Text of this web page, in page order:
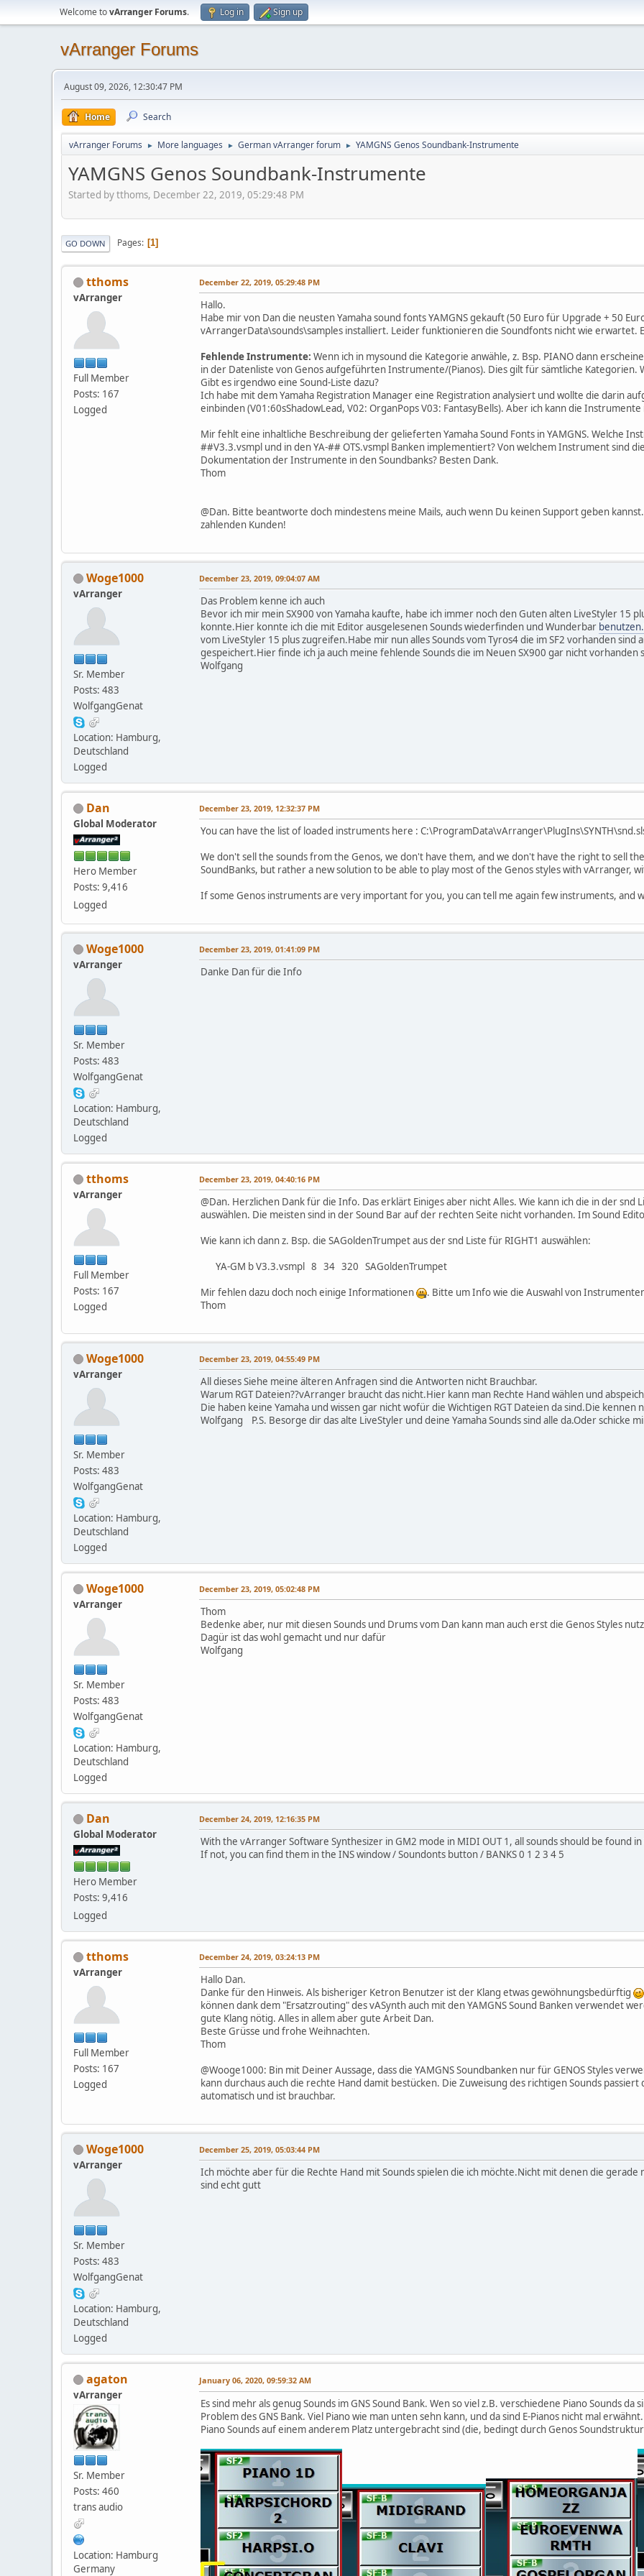
Welcome tovArranger Forums. Log in Sign up
vArranger Forums
August 09, 2026, 12:30:47 PM
Home Search
vArranger Forums ► More languages ► German vArranger forum ► YAMGNS Genos Soundbank-Instrumente
YAMGNS Genos Soundbank-Instrumente
Started by tthoms, December 22, 2019, 05:29:48 PM
GO DOWN Pages 1
tthoms
vArranger
Full Member
Posts: 167
Logged
December 22, 2019, 05:29:48 PM
Hallo.
Habe mir von Dan die neusten Yamaha sound fonts YAMGNS gekauft (50 Euro für Upgrade + 50
vArrangerData\sounds\samples installiert. Leider funktionieren die Soundfonts nicht wie erwartet.
Fehlende Instrumente: Wenn ich in mysound die Kategorie anwähle, z. Bsp. PIANO dann
in der Datenliste von Genos aufgeführten Instrumente/(Pianos). Dies gilt für sämtliche
Gibt es irgendwo eine Sound-Liste dazu?
Ich habe mit dem Yamaha Registration Manager eine Registration analysiert und wollte die darin
einbinden (V01:60sShadowLead, V02: OrganPops V03: FantasyBells). Aber ich kann die
Mir fehlt eine inhaltliche Beschreibung der gelieferten Yamaha Sound Fonts in YAMGNS. Welche
##V3.3.vsmpl und in den YA-## OTS.vsmpl Banken implementiert? Von welchem Instrument sind
Dokumentation der Instrumente in den Soundbanks? Besten Dank.
Thom
@Dan. Bitte beantworte doch mindestens meine Mails, auch wenn Du keinen Support geben
zahlenden Kunden!
Woge1000
vArranger
Sr. Member
Posts: 483
WolfgangGenat
Location: Hamburg,
Deutschland
Logged
December 23, 2019, 09:04:07 AM
Das Problem kenne ich auch
Bevor ich mir mein SX900 von Yamaha kaufte, habe ich immer noch den Guten alten LiveStyler 15
konnte.Hier konnte ich die mit Editor ausgelesenen Sounds wiederfinden und Wunderbar
vom LiveStyler 15 plus zugreifen.Habe mir nun alles Sounds vom Tyros4 die im SF2 vorhanden sind
gespeichert.Hier finde ich ja auch meine fehlende Sounds die im Neuen SX900 gar nicht vorhanden
Wolfgang
Dan
Global Moderator
Hero Member
Posts: 9,416
Logged
December 23, 2019, 12:32:37 PM
You can have the list of loaded instruments here :
We don't sell the sounds from the Genos, we don't have them, and we don't have the right to sell
SoundBanks, but rather a new solution to be able to play most of the Genos styles with vArranger,
If some Genos instruments are very important for you, you can tell me again few instruments, and
Woge1000
vArranger
Sr. Member
Posts: 483
WolfgangGenat
Location: Hamburg,
Deutschland
Logged
December 23, 2019, 01:41:09 PM
Danke Dan für die Info
tthoms
vArranger
Full Member
Posts: 167
Logged
December 23, 2019, 04:40:16 PM
@Dan. Herzlichen Dank für die Info. Das erklärt Einiges aber nicht Alles. Wie kann ich die in der
auswählen. Die meisten sind in der Sound Bar auf der rechten Seite nicht vorhanden. Im Sound
Wie kann ich dann z. Bsp. die SAGoldenTrumpet aus der snd Liste für RIGHT1 auswählen:
YA-GM b V3.3.vsmpl 8 34 320 SAGoldenTrumpet
Mir fehlen dazu doch noch einige Informationen
. Bitte um Info wie die Auswahl von
Thom
Woge1000
vArranger
Sr. Member
Posts: 483
WolfgangGenat
Location: Hamburg,
Deutschland
Logged
December 23, 2019, 04:55:49 PM
All dieses Siehe meine älteren Anfragen sind die Antworten nicht Brauchbar.
Warum RGT Dateien??vArranger braucht das nicht.Hier kann man Rechte Hand wählen und
Die haben keine Yamaha und wissen gar nicht wofür die Wichtigen RGT Dateien da sind.Die kennen
Wolfgang P.S. Besorge dir das alte LiveStyler und deine Yamaha Sounds sind alle da.Oder schicke
Woge1000
vArranger
Sr. Member
Posts: 483
WolfgangGenat
Location: Hamburg,
Deutschland
Logged
December 23, 2019, 05:02:48 PM
Thom
Bedenke aber, nur mit diesen Sounds und Drums vom Dan kann man auch erst die Genos Styles
Dagür ist das wohl gemacht und nur dafür
Wolfgang
Dan
Global Moderator
Hero Member
Posts: 9,416
Logged
December 24, 2019, 12:16:35 PM
With the vArranger Software Synthesizer in GM2 mode in MIDI OUT 1, all sounds should be found
If not, you can find them in the INS window / Soundonts button / BANKS 0 1 2 3 4 5
tthoms
vArranger
Full Member
Posts: 167
Logged
December 24, 2019, 03:24:13 PM
Hallo Dan.
Danke für den Hinweis. Als bisheriger Ketron Benutzer ist der Klang etwas gewöhnungsbedürftig
können dank dem "Ersatzrouting" des vASynth auch mit den YAMGNS Sound Banken verwendet
gute Klang nötig. Alles in allem aber gute Arbeit Dan.
Beste Grüsse und frohe Weihnachten.
Thom
@Wooge1000: Bin mit Deiner Aussage, dass die YAMGNS Soundbanken nur für GENOS Styles
kann durchaus auch die rechte Hand damit bestücken. Die Zuweisung des richtigen Sounds
automatisch und ist brauchbar.
Woge1000
vArranger
Sr. Member
Posts: 483
WolfgangGenat
Location: Hamburg,
Deutschland
Logged
December 25, 2019, 05:03:44 PM
Ich möchte aber für die Rechte Hand mit Sounds spielen die ich möchte.Nicht mit denen die
sind echt gutt
agaton
vArranger
Sr. Member
Posts: 460
trans audio
Location: Hamburg
Germany
January 06, 2020, 09:59:32 AM
Es sind mehr als genug Sounds im GNS Sound Bank. Wen so viel z.B. verschiedene Piano Sounds
Problem des GNS Bank. Viel Piano wie man unten sehn kann, und da sind E-Pianos nicht mal
Piano Sounds auf einem anderem Platz untergebracht sind (die, bedingt durch Genos